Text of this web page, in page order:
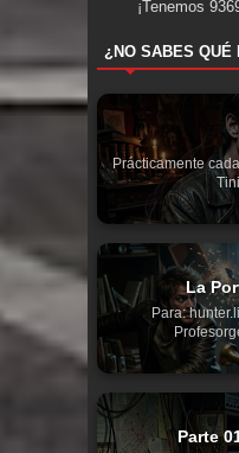
¡Tenemos
¿NO SABES QUÉ
Prácticamente
La
Para:
Parte